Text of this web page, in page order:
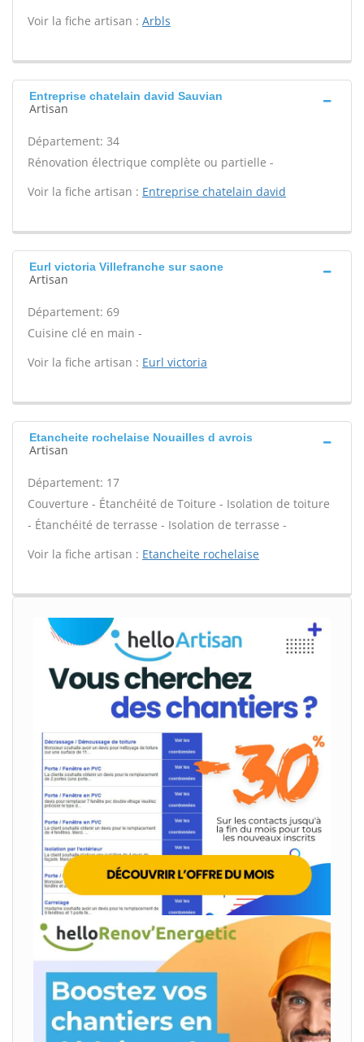
Voir la fiche artisan : Arbls
Entreprise chatelain david Sauvian
Artisan
Département: 34
Rénovation électrique complète ou partielle -
Voir la fiche artisan : Entreprise chatelain david
Eurl victoria Villefranche sur saone
Artisan
Département: 69
Cuisine clé en main -
Voir la fiche artisan : Eurl victoria
Etancheite rochelaise Nouailles d avrois
Artisan
Département: 17
Couverture - Étanchéité de Toiture - Isolation de toiture
- Étanchéité de terrasse - Isolation de terrasse -
Voir la fiche artisan : Etancheite rochelaise